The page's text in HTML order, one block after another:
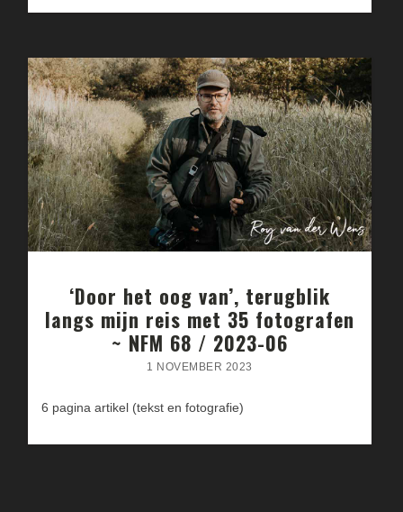
‘Door het oog van’, terugblik
langs mijn reis met 35 fotografen
~ NFM 68 / 2023-06
1 NOVEMBER 2023
6 pagina artikel (tekst en fotografie)